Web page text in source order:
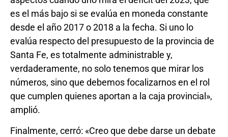
es el más bajo si se evalúa en moneda constante
desde el año 2017 o 2018 a la fecha. Si uno lo
evalúa respecto del presupuesto de la provincia de
Santa Fe, es totalmente administrable y,
verdaderamente, no solo tenemos que mirar los
números, sino que debemos focalizarnos en el rol
que cumplen quienes aportan a la caja provincial»,
amplió.
Finalmente, cerró: «Creo que debe darse un debate